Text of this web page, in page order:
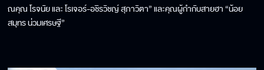
ณคุณ โรจนัย และ โรเจอร์-อชิรวิชญ์ สุภาวิตา” และคุณผู้กำกับสายฮา “น้อย
สมุทร น่วมเศรษฐี”